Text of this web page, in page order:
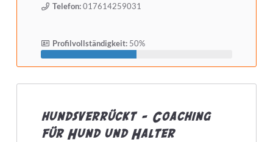
Telefon:017614259031
Profilvollständigkeit:50%
hundsverrückt - Coaching
für Hund und Halter